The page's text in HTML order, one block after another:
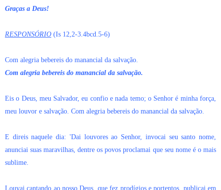
Graças a Deus!
RESPONSÓRIO (Is 12,2-3.4bcd.5-6)
Com alegria bebereis do manancial da salvação.
Com alegria bebereis do manancial da salvação.
Eis o Deus, meu Salvador, eu confio e nada temo; o Senhor é minha força,
meu louvor e salvação. Com alegria bebereis do manancial da salvação.
E direis naquele dia: 'Dai louvores ao Senhor, invocai seu santo nome,
anunciai suas maravilhas, dentre os povos proclamai que seu nome é o mais
sublime.
Louvai cantando ao nosso Deus, que fez prodígios e portentos, publicai em